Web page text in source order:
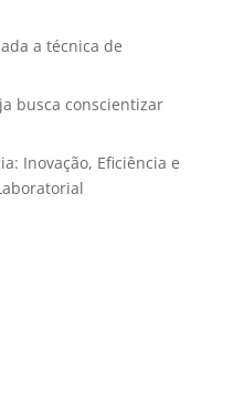
a técnica de
busca conscientizar
Inovação, Eficiência e